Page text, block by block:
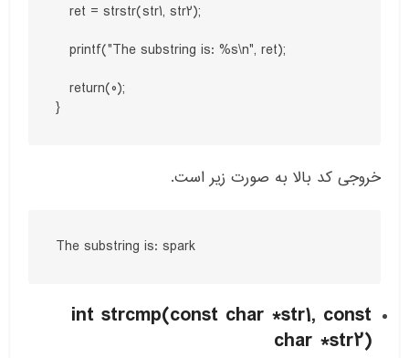
   ret = strstr(str1, str2);
   printf("The substring is: %s\n", ret);
   return(0);
}
خروجی کد بالا به صورت زیر است.
The substring is: spark
int strcmp(const char *str1, const
char *str2)